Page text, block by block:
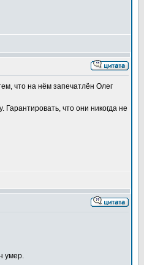
что на нём запечатлён Олег
что они никогда не
умер.